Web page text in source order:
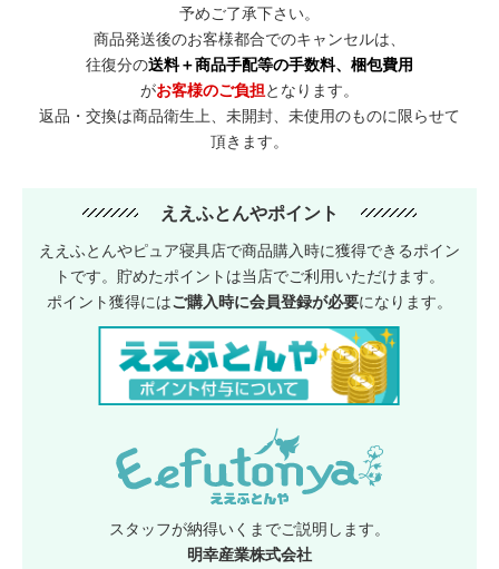
予めご了承下さい。
商品発送後のお客様都合でのキャンセルは、
往復分の送料＋商品手配等の手数料、梱包費用
がお客様のご負担となります。
返品・交換は商品衛生上、未開封、未使用のものに限らせて
頂きます。
ええふとんやポイント
ええふとんやピュア寝具店で商品購入時に獲得できるポイン
トです。貯めたポイントは当店でご利用いただけます。
ポイント獲得にはご購入時に会員登録が必要になります。
スタッフが納得いくまでご説明します。
明幸産業株式会社